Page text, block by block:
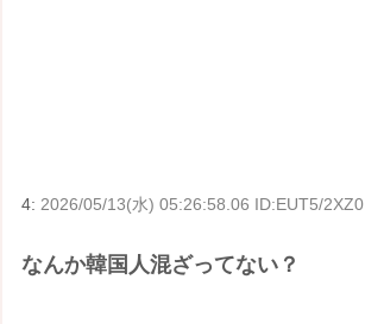
4: 2026/05/13(水) 05:26:58.06 ID:EUT5/2XZ0
なんか韓国人混ざってない？